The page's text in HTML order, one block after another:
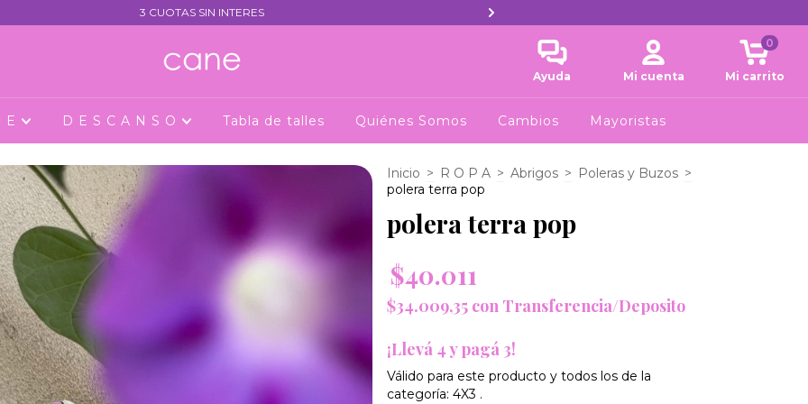
3 CUOTAS SIN INTERES
Ayuda Mi cuenta Mi carrito
0
E D E S C A N S O Tabla de talles Quiénes Somos Cambios Mayoristas
Inicio > R O P A > Abrigos > Poleras y Buzos >
polera terra pop
polera terra pop
$40.011
$34.009,35 con Transferencia/Deposito
¡Llevá 4 y pagá 3!
Válido para este producto y todos los de la
categoría: 4X3 .